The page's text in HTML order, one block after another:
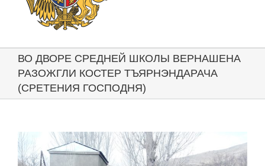
ВО ДВОРЕ СРЕДНЕЙ ШКОЛЫ ВЕРНАШЕНА
РАЗОЖГЛИ КОСТЕР ТЪЯРНЭНДАРАЧА
(СРЕТЕНИЯ ГОСПОДНЯ)
View
Larger
Image